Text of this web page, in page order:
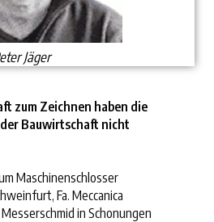
Jäger
zum Zeichnen haben die
Bauwirtschaft nicht
Maschinenschlosser
Fa. Meccanica
in Schonungen